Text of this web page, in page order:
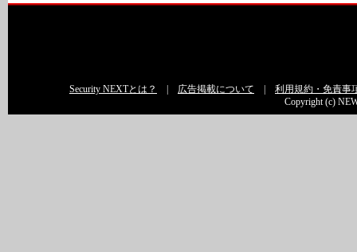
Security NEXTとは？ 広告掲載について
利用規約・免責事
Copyright (c)